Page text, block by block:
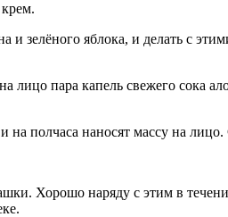
и зелёного яблока, и делать с
пара капель свежего сока
полчаса наносят массу на
Хорошо наряду с этим в